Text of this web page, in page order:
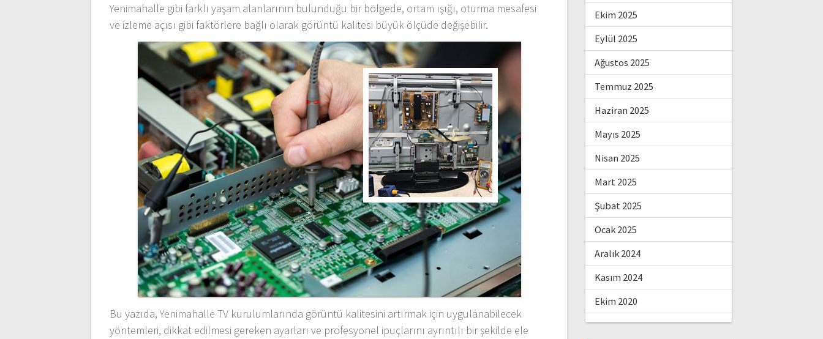
Yenimahalle gibi farklı yaşam alanlarının bulunduğu bir bölgede, ortam ışığı, oturma mesafesi
ve izleme açısı gibi faktörlere bağlı olarak görüntü kalitesi büyük ölçüde değişebilir.
Bu yazıda, Yenimahalle TV kurulumlarında görüntü kalitesini artırmak için uygulanabilecek
yöntemleri, dikkat edilmesi gereken ayarları ve profesyonel ipuçlarını ayrıntılı bir şekilde ele
Ekim 2025
Eylül 2025
Ağustos 2025
Temmuz 2025
Haziran 2025
Mayıs 2025
Nisan 2025
Mart 2025
Şubat 2025
Ocak 2025
Aralık 2024
Kasım 2024
Ekim 2020